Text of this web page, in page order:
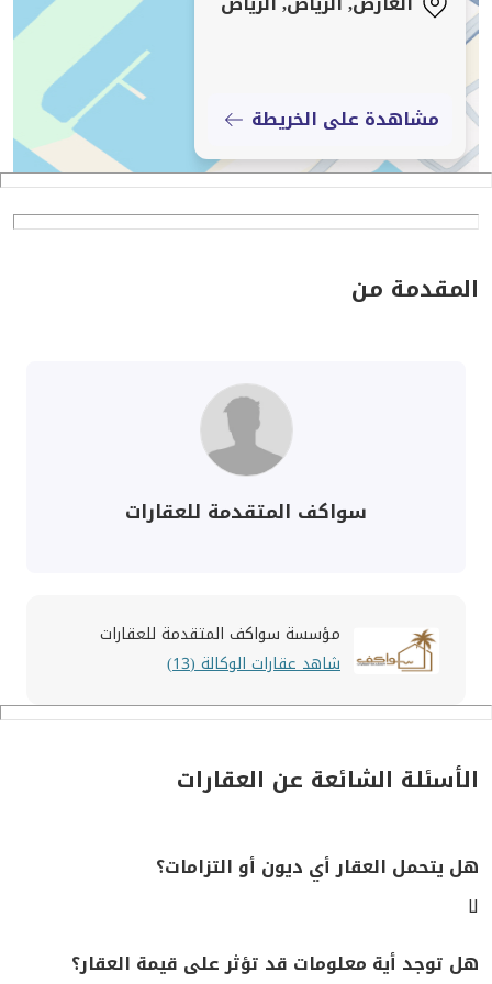
5 دقائق عن طريق الملك سلمان
7 دقائق من محطة مترو بنك الأول
قريبة من مدارس المتقدمة ومدارس ثنائي اللغة وحضانة
أطفال
قريبة من مستشفيات الحبيب وهيلثي ودلة العارض
توفر كافة الخدمات من سوبر ماركت ومطاعم ومتاجر
سعر التأجير:
مشاهدة على الخريطة
المقدمة من
سواكف المتقدمة للعقارات
مؤسسة سواكف المتقدمة للعقارات
شاهد عقارات الوكالة (13)
الأسئلة الشائعة عن العقارات
هل يتحمل العقار أي ديون أو التزامات؟
لا
هل توجد أية معلومات قد تؤثر على قيمة العقار؟